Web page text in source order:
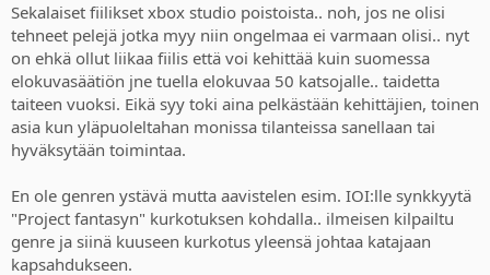
Sekalaiset fiilikset xbox studio poistoista.. noh, jos ne olisi
tehneet pelejä jotka myy niin ongelmaa ei varmaan olisi.. nyt
on ehkä ollut liikaa fiilis että voi kehittää kuin suomessa
elokuvasäätiön jne tuella elokuvaa 50 katsojalle.. taidetta
taiteen vuoksi. Eikä syy toki aina pelkästään kehittäjien, toinen
asia kun yläpuoleltahan monissa tilanteissa sanellaan tai
hyväksytään toimintaa.
En ole genren ystävä mutta aavistelen esim. IOI:lle synkkyytä
"Project fantasyn" kurkotuksen kohdalla.. ilmeisen kilpailtu
genre ja siinä kuuseen kurkotus yleensä johtaa katajaan
kapsahdukseen.